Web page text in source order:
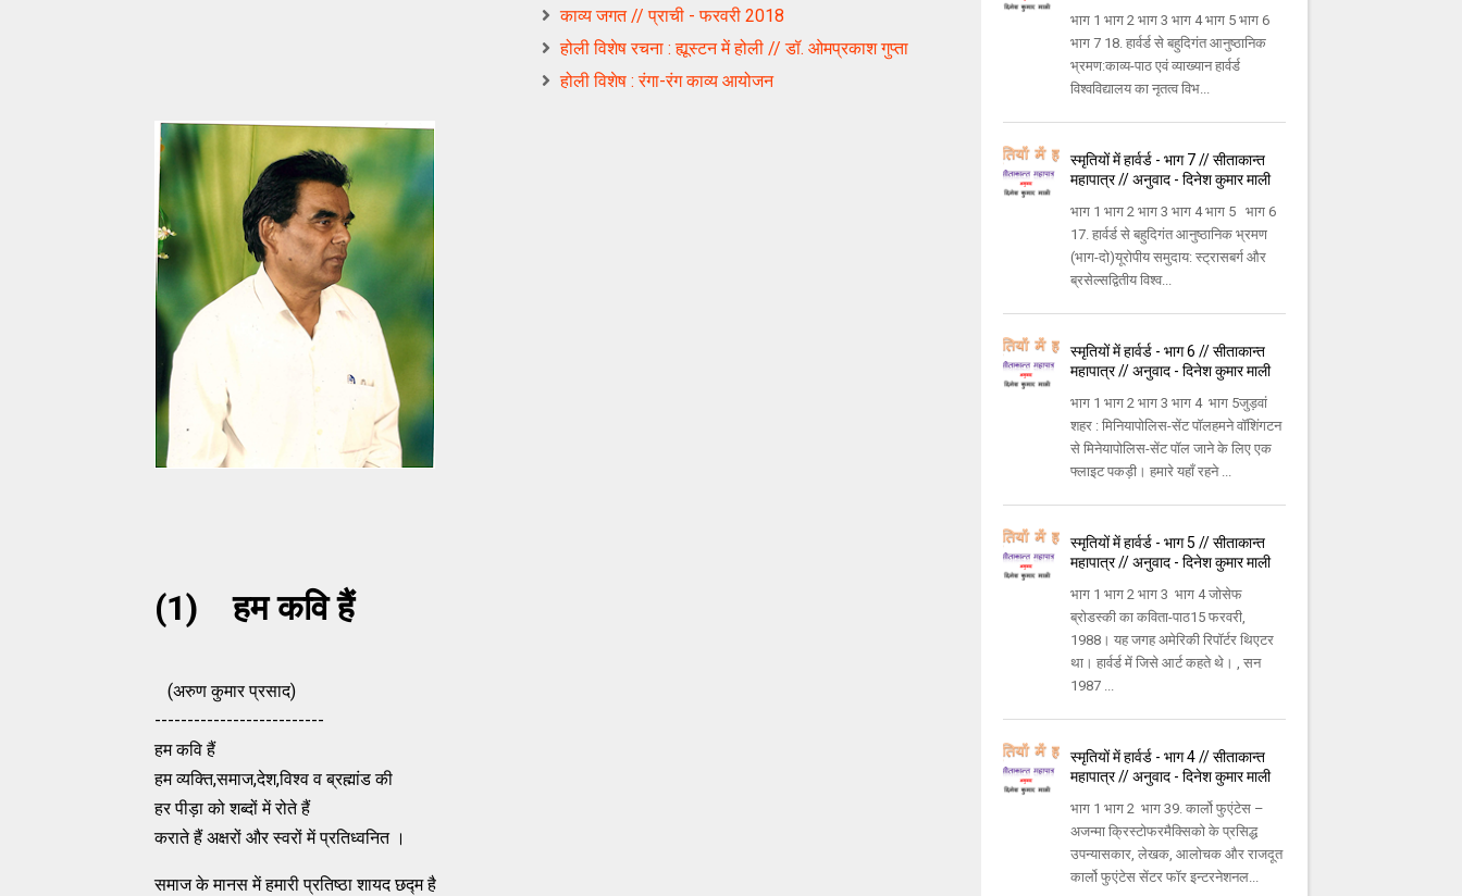
काव्य जगत // प्राची - फरवरी 2018
होली विशेष रचना : ह्यूस्टन में होली // डॉ. ओमप्रकाश गुप्ता
होली विशेष : रंगा-रंग काव्य आयोजन
(1) हम कवि हैं
(अरुण कुमार प्रसाद)
--------------------------
हम कवि हैं
हम व्यक्ति,समाज,देश,विश्व व ब्रह्मांड की
हर पीड़ा को शब्दों में रोते हैं
कराते हैं अक्षरों और स्वरों में प्रतिध्वनित ।
समाज के मानस में हमारी प्रतिष्ठा शायद छद्म है
भाग 1 भाग 2 भाग 3 भाग 4 भाग 5 भाग 6
भाग 7 18. हार्वर्ड से बहुदिगंत आनुष्ठानिक
भ्रमण:काव्य-पाठ एवं व्याख्यान हार्वर्ड
विश्वविद्यालय का नृतत्व विभ...
स्मृतियों में हार्वर्ड - भाग 7 // सीताकान्त
महापात्र // अनुवाद - दिनेश कुमार माली
भाग 1 भाग 2 भाग 3 भाग 4 भाग 5 भाग 6
17. हार्वर्ड से बहुदिगंत आनुष्ठानिक भ्रमण
(भाग-दो)यूरोपीय समुदाय: स्ट्रासबर्ग और
ब्रसेल्सद्वितीय विश्व...
स्मृतियों में हार्वर्ड - भाग 6 // सीताकान्त
महापात्र // अनुवाद - दिनेश कुमार माली
भाग 1 भाग 2 भाग 3 भाग 4 भाग 5जुड़वां
शहर : मिनियापोलिस-सेंट पॉलहमने वॉशिंगटन
से मिनेयापोलिस-सेंट पॉल जाने के लिए एक
फ्लाइट पकड़ी। हमारे यहाँ रहने ...
स्मृतियों में हार्वर्ड - भाग 5 // सीताकान्त
महापात्र // अनुवाद - दिनेश कुमार माली
भाग 1 भाग 2 भाग 3 भाग 4 जोसेफ
ब्रोडस्की का कविता-पाठ15 फरवरी,
1988। यह जगह अमेरिकी रिपॉर्टर थिएटर
था। हार्वर्ड में जिसे आर्ट कहते थे। , सन
1987 ...
स्मृतियों में हार्वर्ड - भाग 4 // सीताकान्त
महापात्र // अनुवाद - दिनेश कुमार माली
भाग 1 भाग 2 भाग 39. कार्लो फुएंटेस –
अजन्मा क्रिस्टोफरमैक्सिको के प्रसिद्ध
उपन्यासकार, लेखक, आलोचक और राजदूत
कार्लो फुएंटेस सेंटर फॉर इन्टरनेशनल...